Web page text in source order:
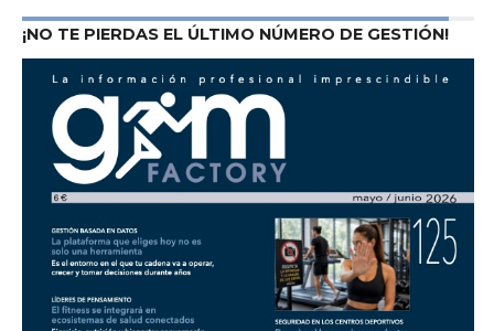
¡NO TE PIERDAS EL ÚLTIMO NÚMERO DE GESTIÓN!